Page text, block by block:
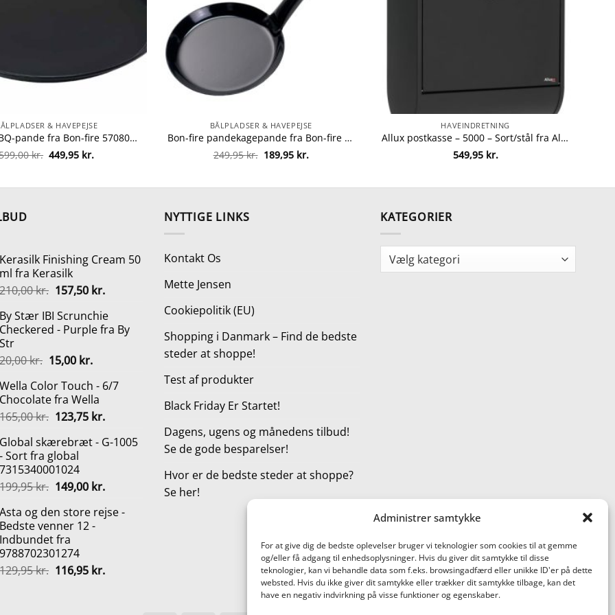
Administrer samtykke
For at give dig de bedste oplevelser bruger vi teknologier som cookies til at gemme
og/eller få adgang til enhedsoplysninger. Hvis du giver dit samtykke til disse
teknologier, kan vi behandle data som f.eks. browsingadfærd eller unikke ID'er på dette
websted. Hvis du ikke giver dit samtykke eller trækker dit samtykke tilbage, kan det
have en negativ indvirkning på visse funktioner og egenskaber.
& HAVEPEJSE
Bon-fire BBQ-pande fra Bon-fire 5708085100084
kr. Den
oprindelige
449,95 kr.
BÅLPLADSER & HAVEPEJSE
Bon-fire pandekagepande fra Bon-fire 5708085100091
249,95kr. Den
oprindelige
189,95 kr.Den
HAVEINDRETNING
Allux postkasse – 5000 – Sort/stål fra Allux 5701701605147
549,95 kr.
Kerasilk Finishing Cream 50
ml fra Kerasilk
210,00kr. Den
pris
var:
157,50 kr.Den
pris
er:
By Stær IBI Scrunchie
Checkered - Purple fra By
Str
20,00kr. Den
pris
var:
20,00 kr..
15,00 kr.Den
pris
er:
15,00 kr..
Wella Color Touch - 6/7
Chocolate fra Wella
165,00kr. Den
pris
var:
165,00 kr..
123,75 kr.Den
pris
Global skærebræt - G-1005
- Sort fra global
7315340001024
199,95kr. Den
pris
var:
199,95 kr..
149,00 kr.Den
pris
Asta og den store rejse -
Bedste venner 12 -
Indbundet fra
9788702301274
129,95kr. Den
116,95 kr.Den
NYTTIGE LINKS
Kontakt Os
Mette Jensen
Cookiepolitik (EU)
Shopping i Danmark – Find de bedste
steder at shoppe!
Test af produkter
Black Friday Er Startet!
Dagens, ugens og månedens tilbud!
Se de gode besparelser!
Hvor er de bedste steder at shoppe?
Se her!
KATEGORIER
Kategorier